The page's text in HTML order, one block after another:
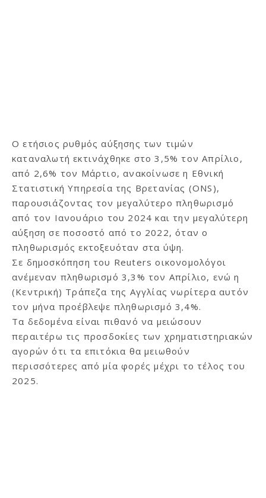
Ο ετήσιος ρυθμός αύξησης των τιμών
καταναλωτή εκτινάχθηκε στο 3,5% τον Απρίλιο,
από 2,6% τον Μάρτιο, ανακοίνωσε η Εθνική
Στατιστική Υπηρεσία της Βρετανίας (ONS),
παρουσιάζοντας τον μεγαλύτερο πληθωρισμό
από τον Ιανουάριο του 2024 και την μεγαλύτερη
αύξηση σε ποσοστό από το 2022, όταν ο
πληθωρισμός εκτοξευόταν στα ύψη.
Σε δημοσκόπηση του Reuters οικονομολόγοι
ανέμεναν πληθωρισμό 3,3% τον Απρίλιο, ενώ η
(Κεντρική) Τράπεζα της Αγγλίας νωρίτερα αυτόν
τον μήνα προέβλεψε πληθωρισμό 3,4%.
Τα δεδομένα είναι πιθανό να μειώσουν
περαιτέρω τις προσδοκίες των χρηματιστηριακών
αγορών ότι τα επιτόκια θα μειωθούν
περισσότερες από μία φορές μέχρι το τέλος του
2025.